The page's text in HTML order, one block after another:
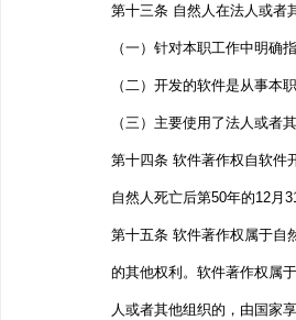
第十三条 自然人在法人或者
（一）针对本职工作中明确
（二）开发的软件是从事本
（三）主要使用了法人或者
第十四条 软件著作权自软件
自然人死亡后第50年的12月
第十五条 软件著作权属于自
的其他权利。软件著作权属
人或者其他组织的，由国家享